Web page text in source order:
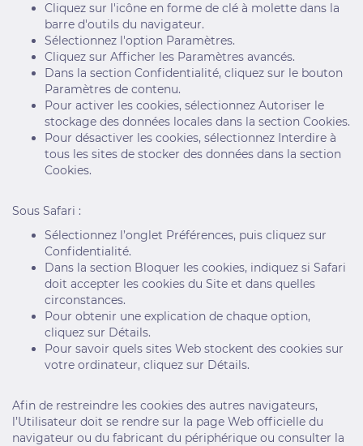
Cliquez sur l'icône en forme de clé à molette dans la
barre d'outils du navigateur.
Sélectionnez l'option Paramètres.
Cliquez sur Afficher les Paramètres avancés.
Dans la section Confidentialité, cliquez sur le bouton
Paramètres de contenu.
Pour activer les cookies, sélectionnez Autoriser le
stockage des données locales dans la section Cookies.
Pour désactiver les cookies, sélectionnez Interdire à
tous les sites de stocker des données dans la section
Cookies.
Sous Safari :
Sélectionnez l’onglet Préférences, puis cliquez sur
Confidentialité.
Dans la section Bloquer les cookies, indiquez si Safari
doit accepter les cookies du Site et dans quelles
circonstances.
Pour obtenir une explication de chaque option,
cliquez sur Détails.
Pour savoir quels sites Web stockent des cookies sur
votre ordinateur, cliquez sur Détails.
Afin de restreindre les cookies des autres navigateurs,
l’Utilisateur doit se rendre sur la page Web officielle du
navigateur ou du fabricant du périphérique ou consulter la